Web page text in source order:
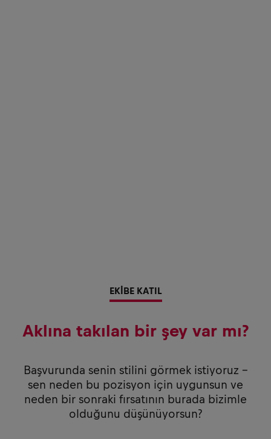
EKİBE KATIL
Aklına takılan bir şey var mı?
Başvurunda senin stilini görmek istiyoruz –
sen neden bu pozisyon için uygunsun ve
neden bir sonraki fırsatının burada bizimle
olduğunu düşünüyorsun?